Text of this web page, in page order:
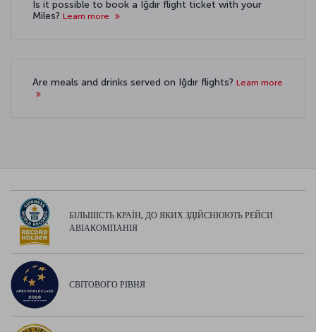
Is it possible to book a Iğdır flight ticket with your
Miles? Learn more
Are meals and drinks served on Iğdır flights? Learn more
БІЛЬШІСТЬ КРАЇН, ДО ЯКИХ ЗДІЙСНЮЮТЬ РЕЙСИ
АВІАКОМПАНІЯ
СВІТОВОГО РІВНЯ